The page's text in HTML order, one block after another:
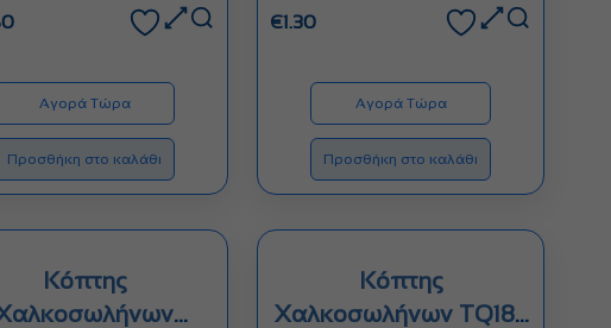
Αγορά Τώρα
Προσθήκη στο καλάθι
€1.30
Αγορά Τώρα
Προσθήκη στο καλάθι
Κόπτης
Κόπτης
Χαλκοσωλήνων ΤQ183